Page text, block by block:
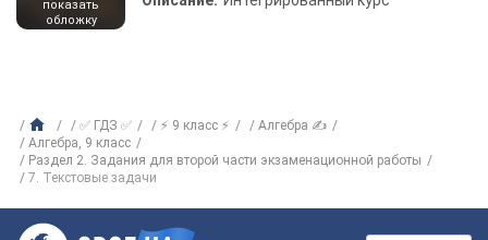
показать
обложку
✅ ГДЗ ✅ ⚡ 9 класс ⚡
Алгебра ✍
Алгебра, 9 класс
Раздел 2. Задания для второй части экзаменационной работы
7. Текстовые задачи